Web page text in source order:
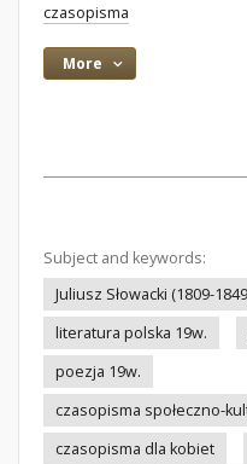
czasopisma
More
Subject and keywords:
Juliusz Słowacki (1809-
literatura polska 19w.
poezja 19w.
czasopisma społeczno-
czasopisma dla kobiet